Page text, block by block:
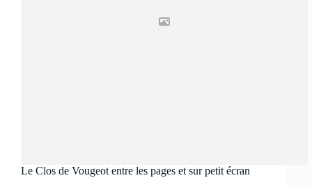
Le Clos de Vougeot entre les pages et sur petit écran